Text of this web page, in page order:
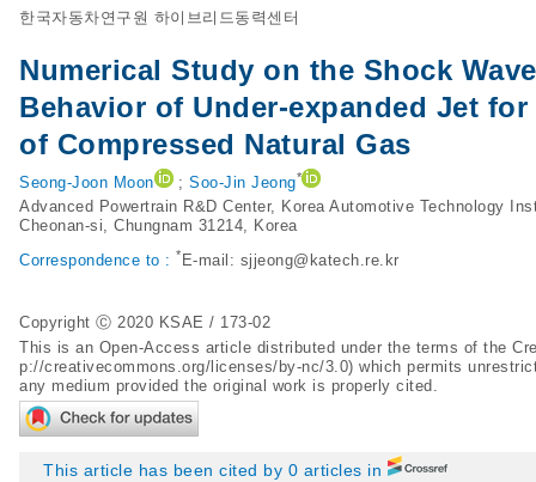
한국자동차연구원 하이브리드동력센터
Numerical Study on the Shock
Behavior of Under-expanded Jet
of Compressed Natural Gas
Seong-Joon Moon ; Soo-Jin Jeong*
Advanced Powertrain R&D Center, Korea Automotive Technology
Cheonan-si, Chungnam 31214, Korea
Correspondence to : * E-mail: sjjeong@katech.re.kr
Copyright Ⓒ 2020 KSAE / 173-02
This is an Open-Access article distributed under the terms of the
p://creativecommons.org/licenses/by-nc/3.0) which permits
any medium provided the original work is properly cited.
This article has been cited by 0 articles in